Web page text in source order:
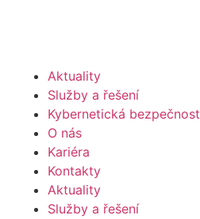
Aktuality
Služby a řešení
Kybernetická bezpečnost
O nás
Kariéra
Kontakty
Aktuality
Služby a řešení